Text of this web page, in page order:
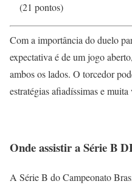
(21 pontos)
Com a importância do duelo
expectativa é de um jogo
ambos os lados. O torcedor
estratégias afiadíssimas e muita
Onde assistir a Série B
A Série B do Campeonato